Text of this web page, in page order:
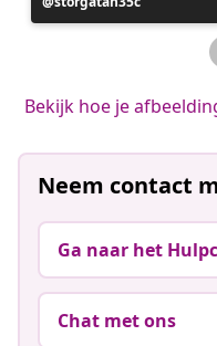
gepubliceerd
Bekijk hoe je
Neem contact
Ga naar het
Chat met ons